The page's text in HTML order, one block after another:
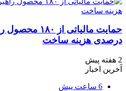
درصدی هزینه ساخت
2 هفته پیش
آخرین اخبار
6 ساعت پیش